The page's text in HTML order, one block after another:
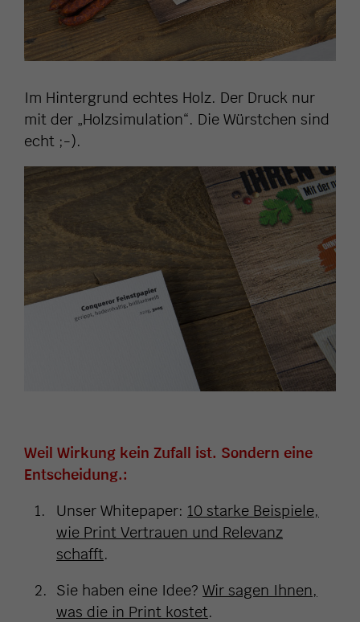
Im Hintergrund echtes Holz. Der Druck nur
mit der „Holzsimulation“. Die Würstchen sind
echt ;-).
Weil Wirkung kein Zufall ist. Sondern eine
Entscheidung.:
Unser Whitepaper: 10 starke Beispiele,
wie Print Vertrauen und Relevanz
schafft.
Sie haben eine Idee? Wir sagen Ihnen,
was die in Print kostet.